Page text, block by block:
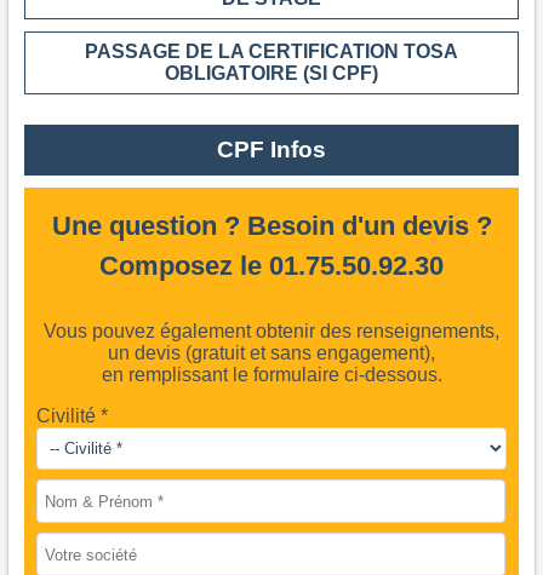
PASSAGE DE LA CERTIFICATION TOSA
OBLIGATOIRE (SI CPF)
CPF Infos
Une question ? Besoin d'un devis ?
Composez le 01.75.50.92.30
Vous pouvez également obtenir des renseignements,
un devis (gratuit et sans engagement),
en remplissant le formulaire ci-dessous.
Civilité *